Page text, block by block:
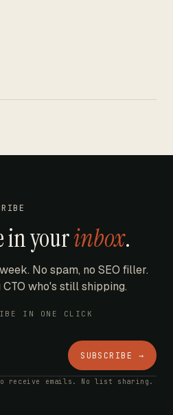
in yourinbox.
No spam, no SEO filler.
who's still shipping.
IN ONE CLICK
SUBSCRIBE →
receive emails. No list sharing.